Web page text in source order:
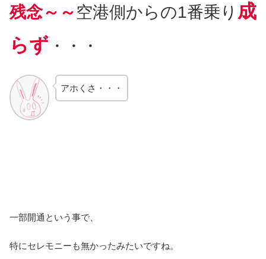
残念～～空港側からの1番乗り 成
らず ・・・
アホくさ・・・
一部開通という事で、
特にセレモニーも無かったみたいですね。